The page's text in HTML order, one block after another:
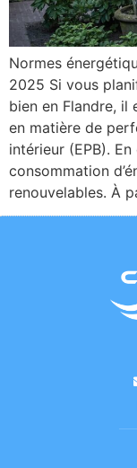
Normes
2025 Si vous
bien en Flandre, il
en matière de
intérieur (EPB).
consommation
renouvelables. À